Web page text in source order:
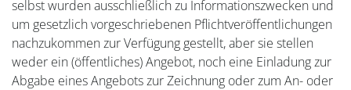
selbst wurden ausschließlich zu Informationszwecken und
um gesetzlich vorgeschriebenen Pflichtveröffentlichungen
nachzukommen zur Verfügung gestellt, aber sie stellen
weder ein (öffentliches) Angebot, noch eine Einladung zur
Abgabe eines Angebots zur Zeichnung oder zum An- oder